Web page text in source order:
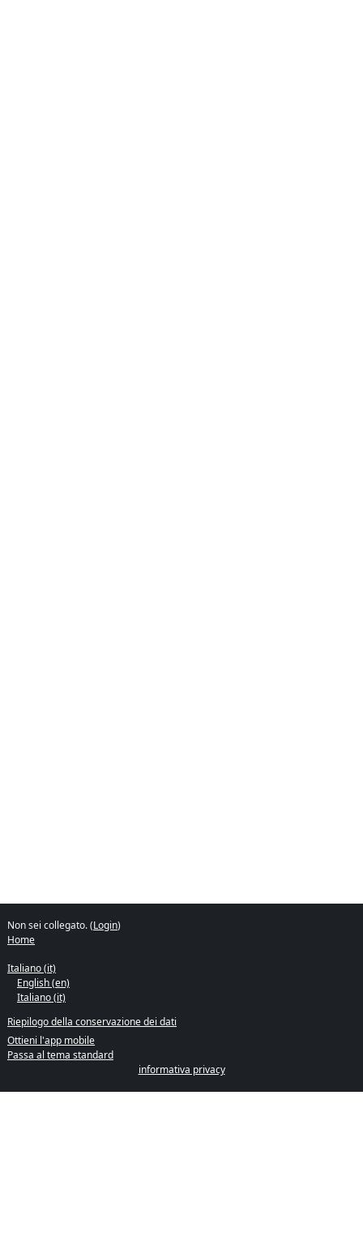
Non sei collegato. (Login)
Home
Italiano ‎(it)‎
English ‎(en)‎
Italiano ‎(it)‎
Riepilogo della conservazione dei dati
Ottieni l'app mobile
Passa al tema standard
informativa privacy